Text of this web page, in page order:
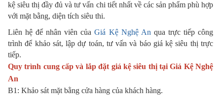
kệ siêu thị đầy đủ và tư vấn chi tiết nhất về các sản phẩm phù hợp
với mặt bằng, diện tích siêu thi.
Liên hệ để nhân viên củaGiá Kệ Nghệ Anqua trực tiếp công
trình để khảo sát, lập dự toán, tư vấn và báo giá kệ siêu thị trực
tiếp.
Quy trình cung cấp và lắp đặt giá kệ siêu thị tạiGiá Kệ Nghệ
An
B1: Khảo sát mặt bằng cửa hàng của khách hàng.